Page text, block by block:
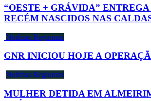
“OESTE + GRÁVIDA”
RECÉM NASCIDOS NAS
Notícias Regionais
GNR INICIOU HOJE A
Notícias Regionais
MULHER DETIDA EM